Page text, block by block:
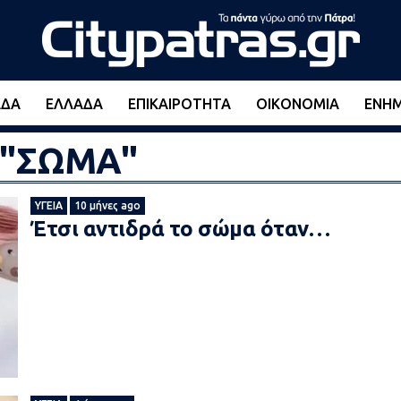
ΕΛΛΆΔΑ ΕΠΙΚΑΙΡΌΤΗΤΑ ΟΙΚΟΝΟΜΊΑ
"ΣΩΜΑ"
ΥΓΕΊΑ 10 μήνες ago
Έτσι αντιδρά το σώμα όταν…